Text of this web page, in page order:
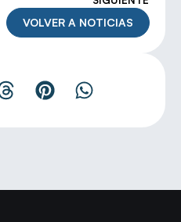
VOLVER A NOTICIAS